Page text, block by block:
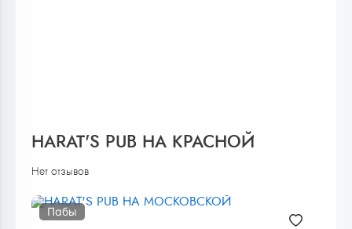
HARAT'S PUB НА КРАСНОЙ
Нет отзывов
Пабы